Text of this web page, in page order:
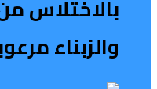
بالاختلاس من
والزبناء